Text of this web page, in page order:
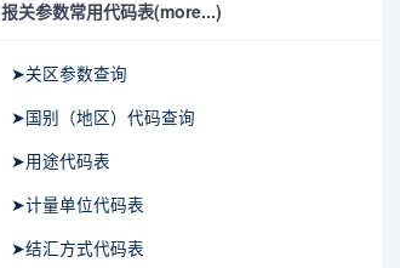
报关参数常用代码表(more...)
➤关区参数查询
➤国别（地区）代码查询
➤用途代码表
➤计量单位代码表
➤结汇方式代码表